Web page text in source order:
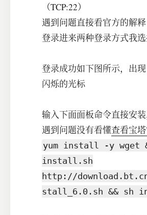
（TCP:22）
遇到问题直接看官方的解
登录进来两种登录方式我选
登录成功如下图所示，出
闪烁的光标
输入下面面板命令直接安
遇到问题没有看懂查看宝
yum install -y wget
install.sh
http://
stall_6.0.sh && sh